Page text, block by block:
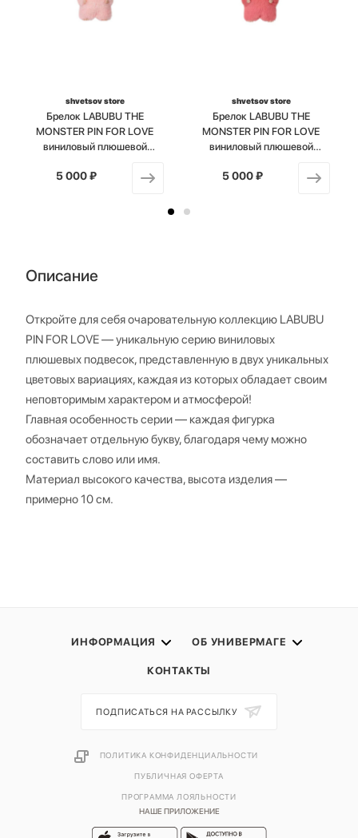
shvetsov store
Брелок LABUBU THE
MONSTER PIN FOR LOVE
виниловый плюшевой
от
5 000 ₽
shvetsov store
Брелок LABUBU THE
MONSTER PIN FOR LOVE
виниловый плюшевой
от
5 000 ₽
Описание
Откройте для себя очаровательную коллекцию LABUBU
PIN FOR LOVE — уникальную серию виниловых
плюшевых подвесок, представленную в двух уникальных
цветовых вариациях, каждая из которых обладает своим
неповторимым характером и атмосферой!
Главная особенность серии — каждая фигурка
обозначает отдельную букву, благодаря чему можно
составить слово или имя.
Материал высокого качества, высота изделия —
примерно 10 см.
ИНФОРМАЦИЯ ОБ УНИВЕРМАГЕ
КОНТАКТЫ
НАШЕ ПРИЛОЖЕНИЕ
ПОДПИСАТЬСЯ НА РАССЫЛКУ
ПОЛИТИКА КОНФИДЕНЦИАЛЬНОСТИ
ПУБЛИЧНАЯ ОФЕРТА
ПРОГРАММА ЛОЯЛЬНОСТИ